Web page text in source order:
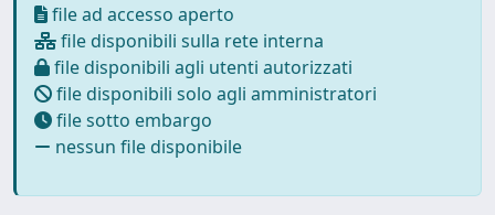
file ad accesso aperto
file disponibili sulla rete interna
file disponibili agli utenti autorizzati
file disponibili solo agli amministratori
file sotto embargo
nessun file disponibile